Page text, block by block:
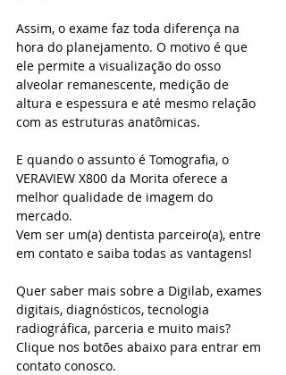
Assim, o exame faz toda diferença na
hora do planejamento. O motivo é que
ele permite a visualização do osso
alveolar remanescente, medição de
altura e espessura e até mesmo relação
com as estruturas anatômicas.
E quando o assunto é Tomografia, o
VERAVIEW X800 da Morita oferece a
melhor qualidade de imagem do
mercado.
Vem ser um(a) dentista parceiro(a), entre
em contato e saiba todas as vantagens!
Quer saber mais sobre a Digilab, exames
digitais, diagnósticos, tecnologia
radiográfica, parceria e muito mais?
Clique nos botões abaixo para entrar em
contato conosco.